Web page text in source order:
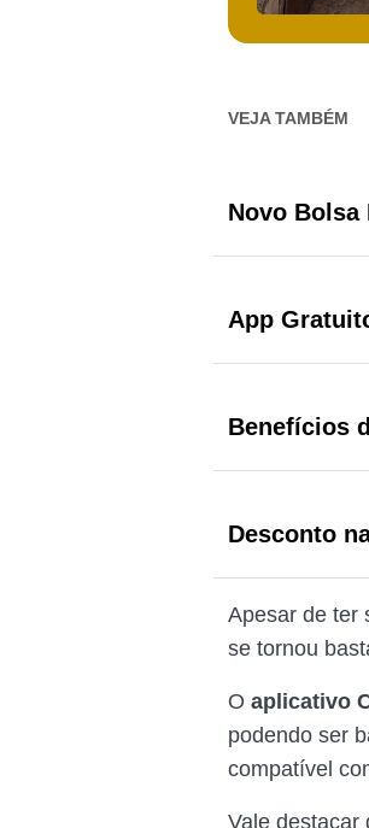
VEJA TAMBÉM
Novo Bolsa
App
Benefícios
Desconto
Apesar de ter
se tornou
O aplicativo
podendo ser
compatível
Vale destacar